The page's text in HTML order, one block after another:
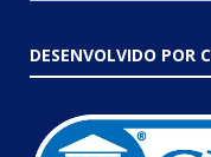
DESENVOLVIDO POR